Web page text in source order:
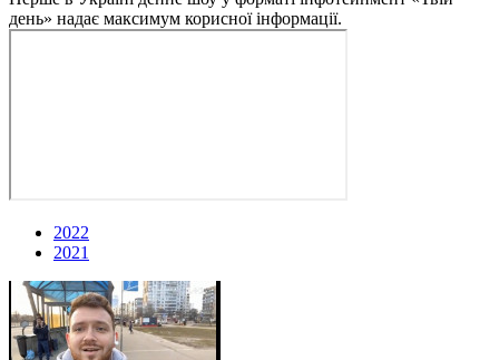
день» надає максимум корисної інформації.
2022
2021